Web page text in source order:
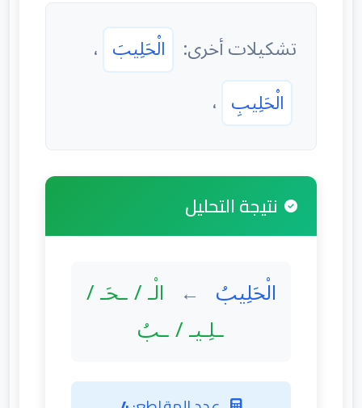
تشكيلات أخرى: الْحَلِيبَ ،
الْحَلِيبِ ،
نتيجة التحليل
الْحَلِيبُ ← الْـ / ـحَـ /
ـلِـيـ / ـبُ